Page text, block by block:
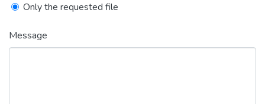
Only the requested file
Message